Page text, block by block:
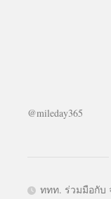
@mileday365
ททท. ร่วมมือกับ